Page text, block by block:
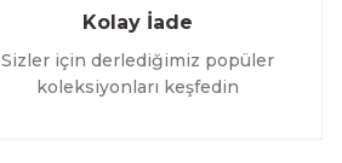
Kolay İade
Sizler için derlediğimiz popüler
koleksiyonları keşfedin